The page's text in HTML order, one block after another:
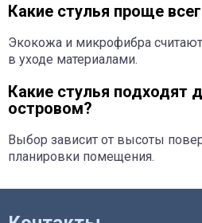
Какие стулья проще
Экокожа и микрофибра
в уходе материалами.
Какие стулья подходят
островом?
Выбор зависит от высоты
планировки помещения.